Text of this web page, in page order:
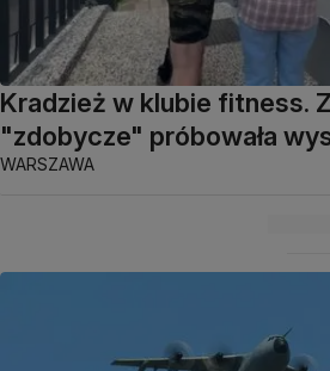
Kradzież w klubie fitness.
"zdobycze" próbowała
WARSZAWA